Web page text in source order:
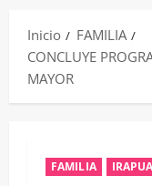
Inicio
FAMILIA
CONCLUYE
MAYOR
FAMILIA